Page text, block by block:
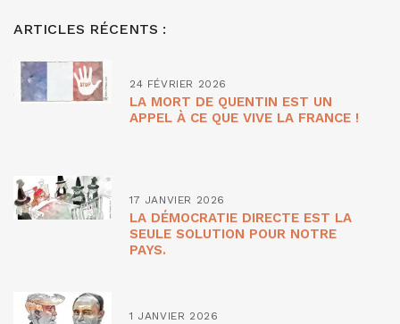
ARTICLES RÉCENTS :
24 FÉVRIER 2026
LA MORT DE QUENTIN EST UN
APPEL À CE QUE VIVE LA FRANCE !
17 JANVIER 2026
LA DÉMOCRATIE DIRECTE EST LA
SEULE SOLUTION POUR NOTRE
PAYS.
1 JANVIER 2026